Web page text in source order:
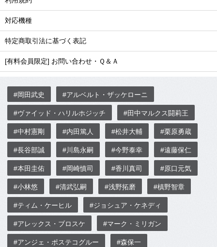
対応機種
特定商取引法に基づく表記
[有料会員限定] お問い合わせ・Ｑ＆Ａ
#岡田武史 #アルベルト・ザッケローニ
#ヴァイッド・ハリルホジッチ #田中マルクス闘莉王
#中村憲剛 #内田篤人 #松井大輔 #栗原勇蔵
#長谷部誠 #川島永嗣 #今野泰幸 #遠藤保仁
#本田圭佑 #岡崎慎司 #香川真司 #原口元気
#小林悠 #清武弘嗣 #浅野拓磨 #槙野智章
#ティム・ケーヒル #ジョシュア・ケネディ
#アレックス・ブロスケ #マーク・ミリガン
#アンジェ・ポステコグルー #森保一